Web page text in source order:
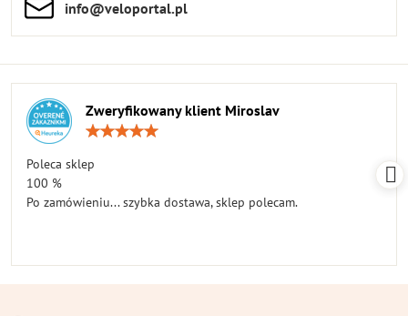
info​​@veloportal​.pl
Zweryfikowany klient Miroslav
Poleca sklep
100 %
Po zamówieniu... szybka dostawa, sklep polecam.